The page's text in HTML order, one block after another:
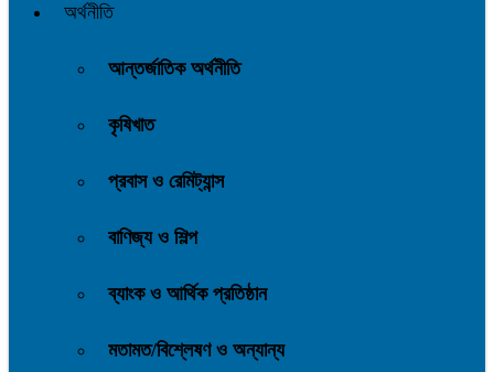
অর্থনীতি
আন্তর্জাতিক অর্থনীতি
কৃষিখাত
প্রবাস ও রেমিট্যান্স
বাণিজ্য ও শিল্প
ব্যাংক ও আর্থিক প্রতিষ্ঠান
মতামত/বিশ্লেষণ ও অন্যান্য